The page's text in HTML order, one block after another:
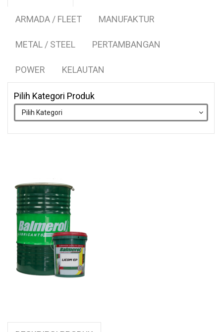
ARMADA / FLEET MANUFAKTUR
METAL / STEEL PERTAMBANGAN
POWER KELAUTAN
Pilih Kategori Produk